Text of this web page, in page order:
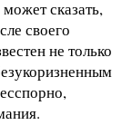
сказать,
своего
не только